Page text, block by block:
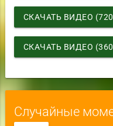
СКАЧАТЬ ВИДЕО
СКАЧАТЬ ВИДЕО
Случайные